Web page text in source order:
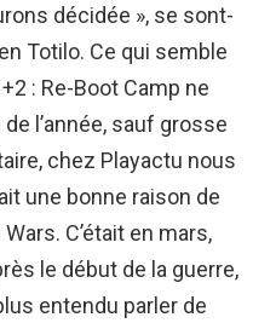
décidée », se sont-
Totilo. Ce qui semble
: Re-Boot Camp ne
l’année, sauf grosse
chez Playactu nous
une bonne raison de
C’était en mars,
le début de la guerre,
entendu parler de